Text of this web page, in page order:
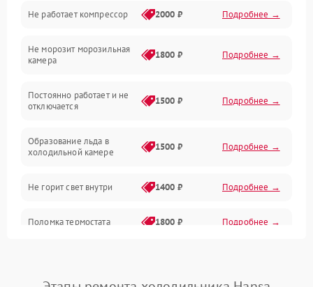
Электропитание
Дренаж
Не работает компрессор 2000 ₽ Подробнее →
Не морозит морозильная
камера
1800 ₽ Подробнее →
Постоянно работает и не
отключается
1500 ₽ Подробнее →
Образование льда в
холодильной камере
1500 ₽ Подробнее →
Не горит свет внутри 1400 ₽ Подробнее →
Поломка термостата 1800 ₽ Подробнее →